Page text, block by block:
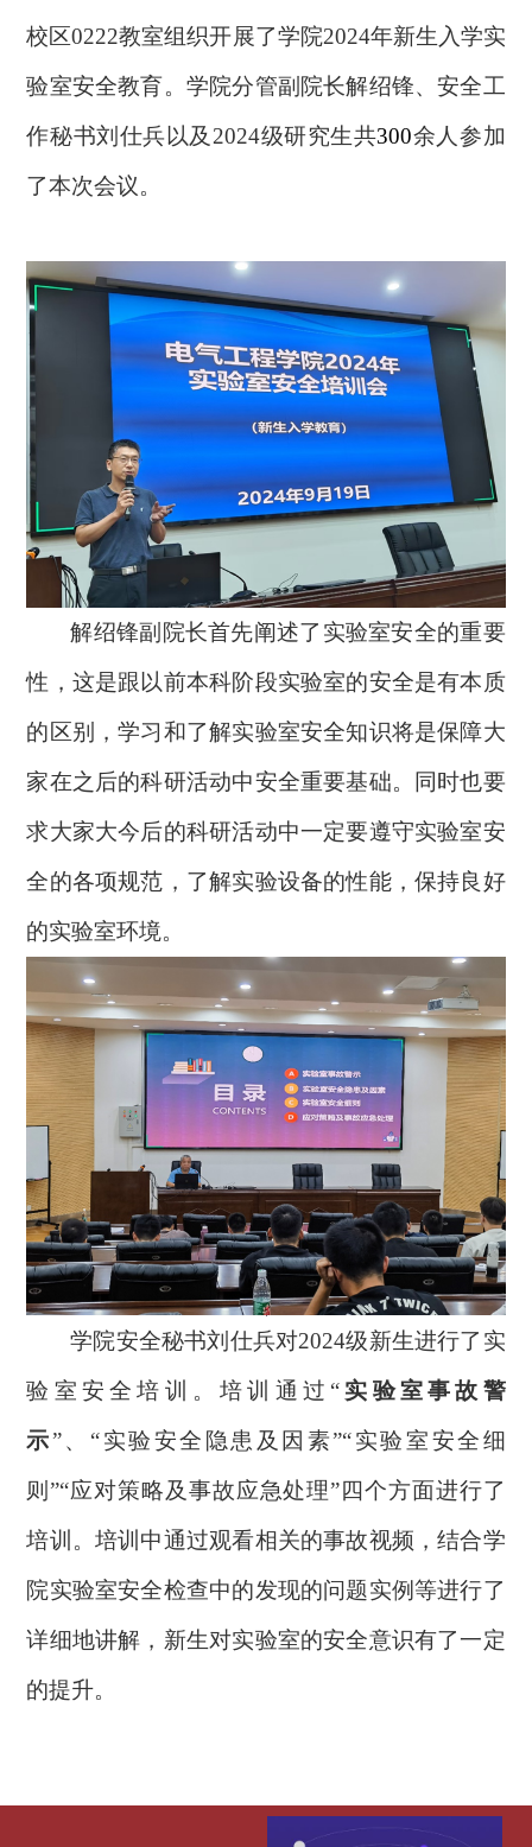
校区0222教室组织开展了学院2024年新生入学实
验室安全教育。学院分管副院长解绍锋、安全工
作秘书刘仕兵以及 2024级研究生共300余人参加
了本次会议。
解绍锋副院长首先阐述了实验室安全的重要
性，这是跟以前本科阶段实验室的安全是有本质
的区别，学习和了解实验室安全知识将是保障大
家在之后的科研活动中安全重要基础。同时也要
求大家大今后的科研活动中一定要遵守实验室安
全的各项规范，了解实验设备的性能，保持良好
的实验室环境。
学院安全秘书刘仕兵对2024级新生进行了实
验室安全培训。培训通过 “ 实验室事故警
示”、 “实验安全隐患及因素”“实验室安全细
则”“应对策略及事故应急处理”四个方面进行了
培训。培训中通过观看相关的事故视频，结合学
院实验室安全检查中的发现的问题实例等进行了
详细地讲解，新生对实验室的安全意识有了一定
的提升。